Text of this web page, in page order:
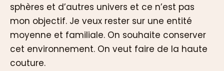
sphères et d’autres univers et ce n’est pas
mon objectif. Je veux rester sur une entité
moyenne et familiale. On souhaite conserver
cet environnement. On veut faire de la haute
couture.